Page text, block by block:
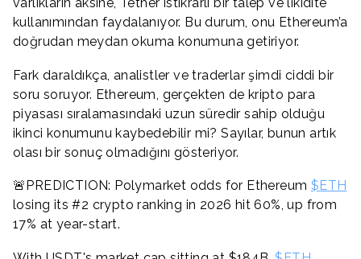
kullanımından faydalanıyor. Bu durum, onu Ethereum’a
doğrudan meydan okuma konumuna getiriyor.
Fark daraldıkça, analistler ve traderlar şimdi ciddi bir
soru soruyor. Ethereum, gerçekten de kripto para
piyasası sıralamasındaki uzun süredir sahip olduğu
ikinci konumunu kaybedebilir mi? Sayılar, bunun artık
olası bir sonuç olmadığını gösteriyor.
🚨PREDICTION: Polymarket odds for Ethereum $ETH
losing its #2 crypto ranking in 2026 hit 60%, up from
17% at year-start.